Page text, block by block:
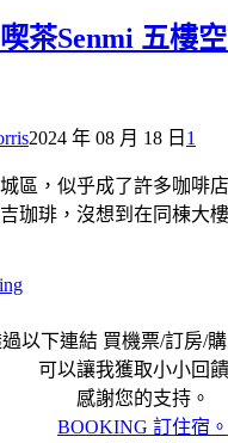
喫茶Senmi 五樓
2024 年 08 月 18 日 1
區，似乎成了許多咖啡
珈琲，沒想到在同棟大
以下連結 買機票/訂房/購
可以讓我獲取小小回饋
感謝您的支持。
BOOKING 訂住宿。